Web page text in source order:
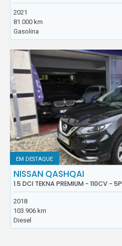
2021
81.000 km
Gasolina
EM DESTAQUE
NISSAN QASHQAI
1.5 DCI TEKNA PREMIUM - 110CV - 5P
2018
103.906 km
Diesel